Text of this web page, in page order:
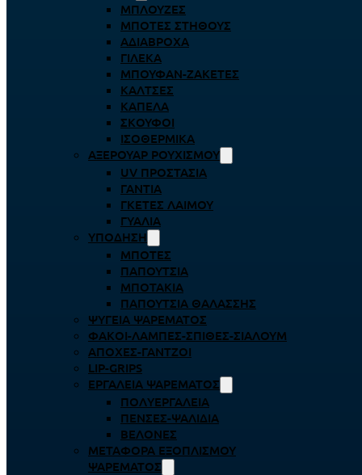
ΜΠΛΟΎΖΕΣ
ΜΠΌΤΕΣ ΣΤΉΘΟΥΣ
ΑΔΙΆΒΡΟΧΑ
ΓΙΛΈΚΑ
ΜΠΟΥΦΆΝ-ΖΑΚΈΤΕΣ
ΚΆΛΤΣΕΣ
ΚΑΠΈΛΑ
ΣΚΟΎΦΟΙ
ΙΣΟΘΕΡΜΙΚΆ
ΑΞΕΡΟΥΆΡ ΡΟΥΧΙΣΜΟΎ
UV ΠΡΟΣΤΑΣΊΑ
ΓΆΝΤΙΑ
ΓΚΈΤΕΣ ΛΑΊΜΟΥ
ΓΥΑΛΙΆ
ΥΠΌΔΗΣΗ
ΜΠΌΤΕΣ
ΠΑΠΟΎΤΣΙΑ
ΜΠΟΤΆΚΙΑ
ΠΑΠΟΎΤΣΙΑ ΘΑΛΆΣΣΗΣ
ΨΥΓΕΊΑ ΨΑΡΈΜΑΤΟΣ
ΦΑΚΟΊ-ΛΆΜΠΕΣ-ΣΠΊΘΕΣ-ΣΊΑΛΟΥΜ
ΑΠΌΧΕΣ-ΓΆΝΤΖΟΙ
LIP-GRIPS
EΡΓΑΛΕΊΑ ΨΑΡΈΜΑΤΟΣ
ΠΟΛΥΕΡΓΑΛΕΊΑ
ΠΈΝΣΕΣ-ΨΑΛΊΔΙΑ
ΒΕΛΌΝΕΣ
ΜΕΤΑΦΟΡΆ ΕΞΟΠΛΙΣΜΟΎ
ΨΑΡΈΜΑΤΟΣ